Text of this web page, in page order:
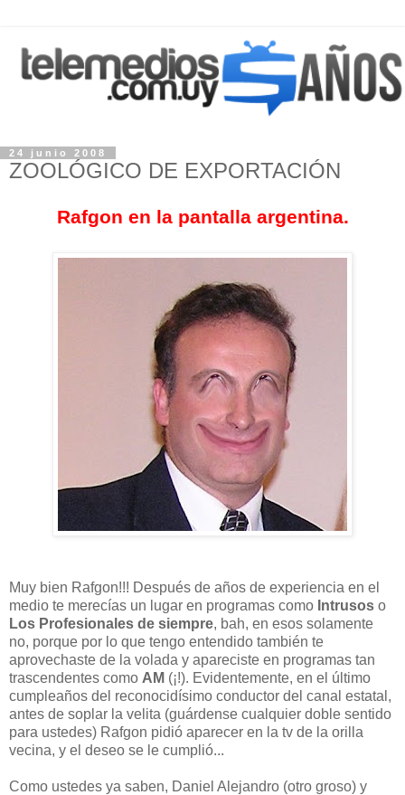
24 junio 2008
ZOOLÓGICO DE EXPORTACIÓN
Rafgon en la pantalla argentina.
Muy bien Rafgon!!! Después de años de experiencia en el
medio te merecías un lugar en programas como Intrusos o
Los Profesionales de siempre, bah, en esos solamente
no, porque por lo que tengo entendido también te
aprovechaste de la volada y apareciste en programas tan
trascendentes como AM (¡!). Evidentemente, en el último
cumpleaños del reconocidísimo conductor del canal estatal,
antes de soplar la velita (guárdense cualquier doble sentido
para ustedes) Rafgon pidió aparecer en la tv de la orilla
vecina, y el deseo se le cumplió...
Como ustedes ya saben, Daniel Alejandro (otro groso) y